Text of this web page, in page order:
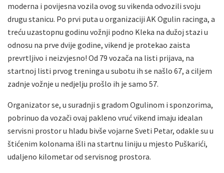
moderna i povijesna vozila ovog su vikenda odvozili svoju
drugu stanicu. Po prvi puta u organizaciji AK Ogulin racinga, a
treću uzastopnu godinu vožnji podno Kleka na dužoj stazi u
odnosu na prve dvije godine, vikend je protekao zaista
prevrtljivo i neizvjesno! Od 79 vozača na listi prijava, na
startnoj listi prvog treninga u subotu ih se našlo 67, a ciljem
zadnje vožnje u nedjelju prošlo ih je samo 57.
Organizator se, u suradnji s gradom Ogulinom i sponzorima,
pobrinuo da vozači ovaj pakleno vruć vikend imaju idealan
servisni prostor u hladu bivše vojarne Sveti Petar, odakle su u
štićenim kolonama išli na startnu liniju u mjesto Puškarići,
udaljeno kilometar od servisnog prostora.